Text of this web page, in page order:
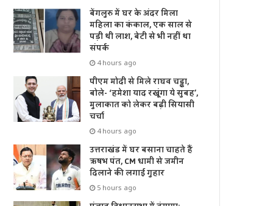
बेंगलुरु में घर के अंदर मिला
महिला का कंकाल, एक साल से
पड़ी थी लाश, बेटी से भी नहीं था
संपर्क
4 hours ago
पीएम मोदी से मिले राघव चड्ढा,
बोले- ‘हमेशा याद रखूंगा ये सुबह’,
मुलाकात को लेकर बढ़ी सियासी
चर्चा
4 hours ago
उत्तराखंड में घर बसाना चाहते हैं
ऋषभ पंत, CM धामी से जमीन
दिलाने की लगाई गुहार
5 hours ago